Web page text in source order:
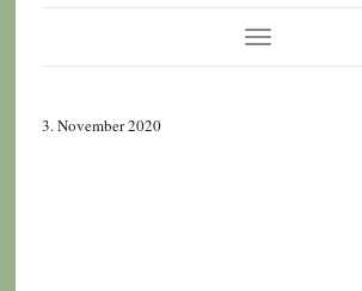
Toggle
Navigation
3. November 2020